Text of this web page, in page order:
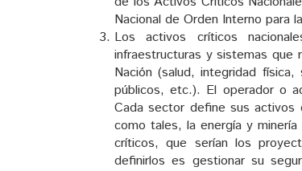
Nacional de Orden Interno para
Los activos críticos
infraestructuras y sistemas que
Nación (salud, integridad
públicos, etc.). El operador o
Cada sector define sus activos
como tales, la energía y
críticos, que serían los
definirlos es gestionar su